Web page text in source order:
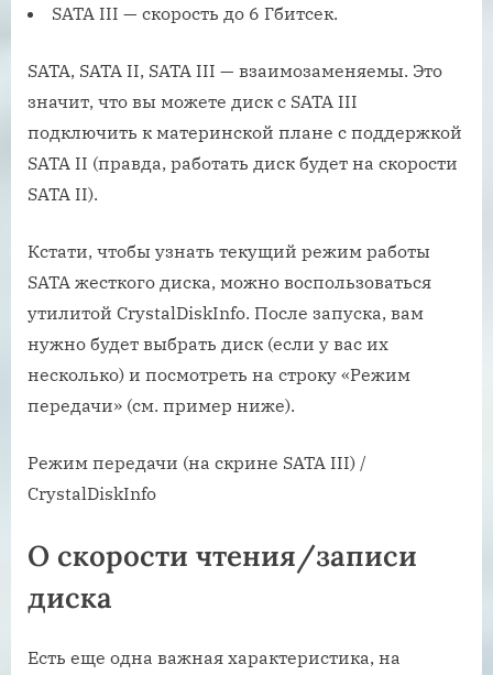
SATA III — скорость до 6 Гбитсек.
SATA, SATA II, SATA III — взаимозаменяемы. Это
значит, что вы можете диск с SATA III
подключить к материнской плане с поддержкой
SATA II (правда, работать диск будет на скорости
SATA II).
Кстати, чтобы узнать текущий режим работы
SATA жесткого диска, можно воспользоваться
утилитой CrystalDiskInfo. После запуска, вам
нужно будет выбрать диск (если у вас их
несколько) и посмотреть на строку «Режим
передачи» (см. пример ниже).
Режим передачи (на скрине SATA III) /
CrystalDiskInfo
О скорости чтения/записи
диска
Есть еще одна важная характеристика, на